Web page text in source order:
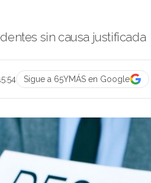
sin causa justificada
Sigue a 65YMÁS en Google